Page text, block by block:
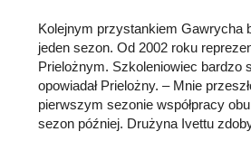
Kolejnym przystankiem Gawrycha
jeden sezon. Od 2002 roku
Prielożnym. Szkoleniowiec bardzo
opowiadał Prielożny. – Mnie
pierwszym sezonie współpracy
sezon później. Drużyna Ivettu